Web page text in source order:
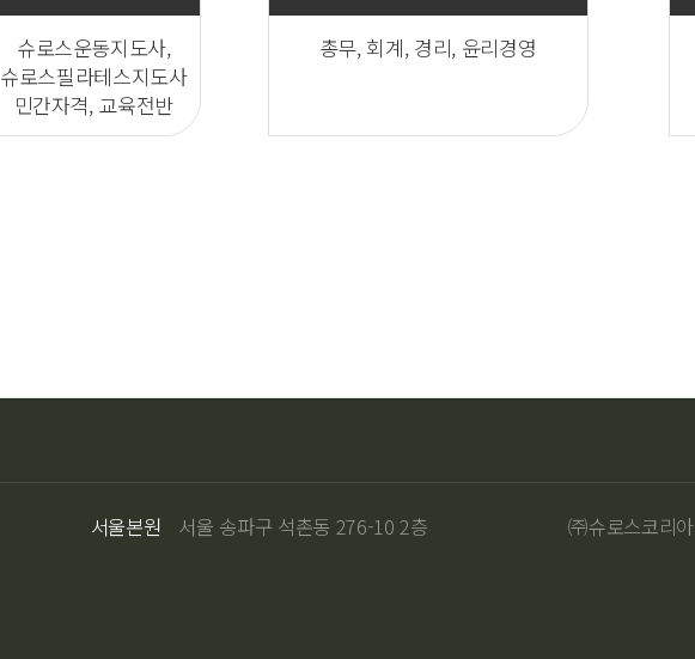
슈로스운동지도사,
슈로스필라테스지도사
민간자격, 교육전반
총무, 회계, 경리, 윤리경영
서울본원 서울 송파구 석촌동 276-10 2층 ㈜슈로스코리아